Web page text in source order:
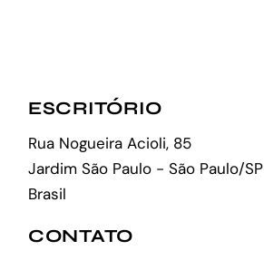
ESCRITÓRIO
Rua Nogueira Acioli, 85
Jardim São Paulo - São Paulo/SP
Brasil
CONTATO